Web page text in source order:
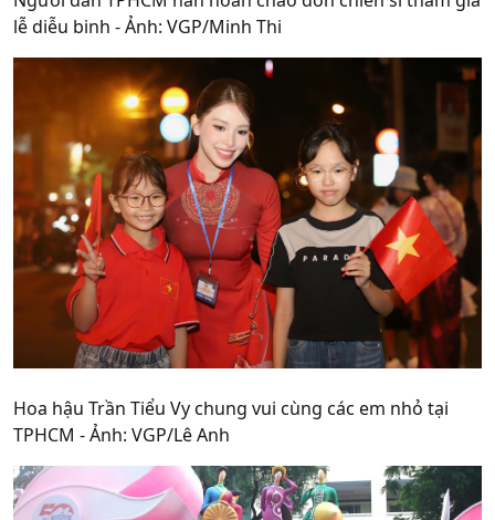
lễ diễu binh - Ảnh: VGP/Minh Thi
Hoa hậu Trần Tiểu Vy chung vui cùng các em nhỏ tại
TPHCM - Ảnh: VGP/Lê Anh